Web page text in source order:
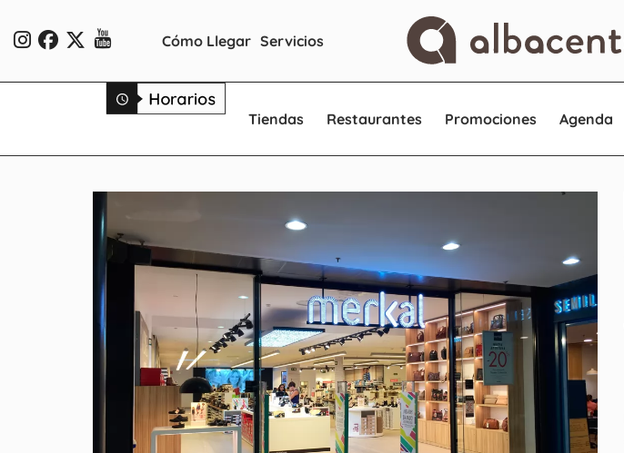
Cómo Llegar Servicios
Tiendas Restaurantes Promociones Agenda